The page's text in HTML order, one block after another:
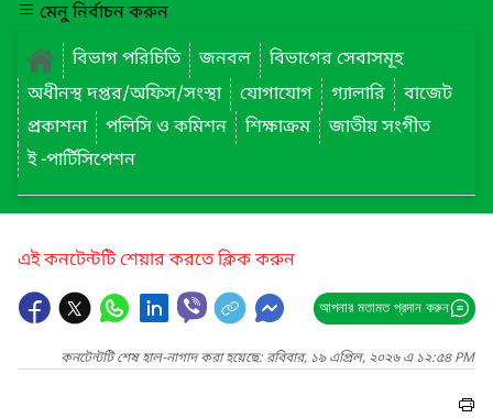
মেনু নির্বাচন করুন
বিভাগ পরিচিতি
জনবল
বিভাগের সেবাসমূহ
অধীনস্থ দপ্তর/অফিস/সংস্থা
যোগাযোগ গ্যালারি
বাজেট
প্রকাশনা
পলিসি ও কমিশন শিক্ষাক্রম
জাতীয় সংগীত
ই -পার্টিসিপেশন
এই কনটেন্টটি শেয়ার করতে ক্লিক করুন
আপনার মতামত প্রদান করুন
কনটেন্টটি শেষ হাল-নাগাদ করা হয়েছে: রবিবার, ১৯ এপ্রিল, ২০২৬ এ ১২:৫৪ PM